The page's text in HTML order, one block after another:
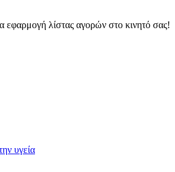
εφαρμογή λίστας αγορών στο κινητό σας!
υγεία